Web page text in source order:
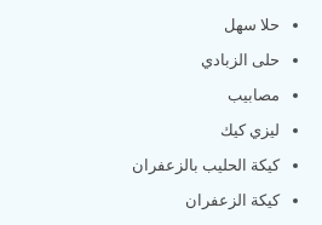
حلا سهل
حلى الزبادي
مصابيب
ليزي كيك
كيكة الحليب بالزعفران
كيكة الزعفران